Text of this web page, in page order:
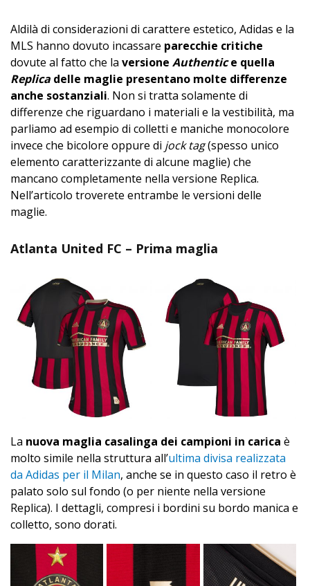
Aldilà di considerazioni di carattere estetico, Adidas e la
MLS hanno dovuto incassare parecchie critiche
dovute al fatto che la versione Authentice quella
Replica delle maglie presentano molte differenze
anche sostanziali. Non si tratta solamente di
differenze che riguardano i materiali e la vestibilità, ma
parliamo ad esempio di colletti e maniche monocolore
invece che bicolore oppure di jock tag(spesso unico
elemento caratterizzante di alcune maglie) che
mancano completamente nella versione Replica.
Nell’articolo troverete entrambe le versioni delle
maglie.
Atlanta United FC – Prima maglia
La nuova maglia casalinga dei campioni in carica è
molto simile nella struttura all’ultima divisa realizzata
da Adidas per il Milan, anche se in questo caso il retro è
palato solo sul fondo (o per niente nella versione
Replica). I dettagli, compresi i bordini su bordo manica e
colletto, sono dorati.